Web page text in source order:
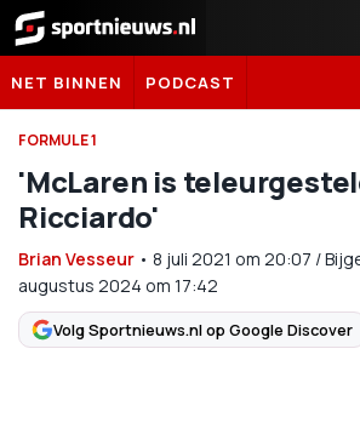
Sportnieuws.nl
NET BINNEN PODCAST
FORMULE 1
'McLaren is
Ricciardo'
Brian Vesseur • 8 juli 2021 om 20:07 /
augustus 2024 om 17:42
Volg Sportnieuws.nl op Google Discover